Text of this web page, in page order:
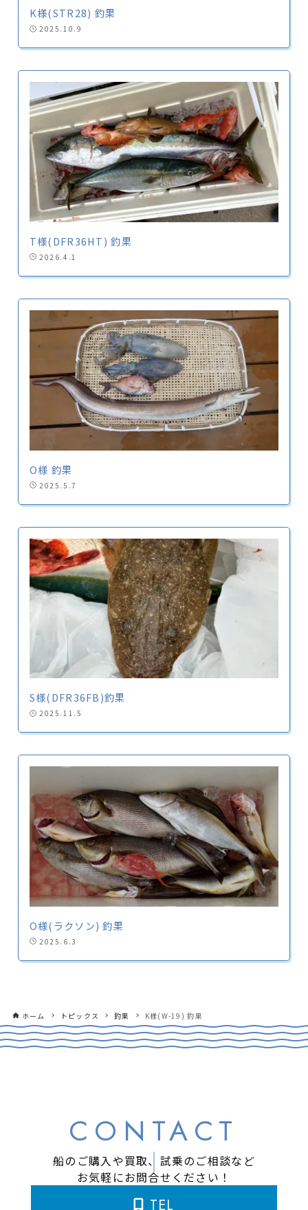
K様(STR28) 釣果
2025.10.9
T様(DFR36HT) 釣果
2026.4.1
O様 釣果
2025.5.7
S様(DFR36FB)釣果
2025.11.5
O様(ラクソン) 釣果
2025.6.3
ホーム トピックス 釣果 K様(W-19) 釣果
CONTACT
船のご購入や買取、試乗のご相談など
お気軽にお問合せください！
TEL